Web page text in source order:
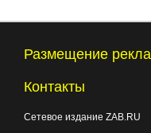
Размещение
Контакты
Сетевое издание ZAB.RU